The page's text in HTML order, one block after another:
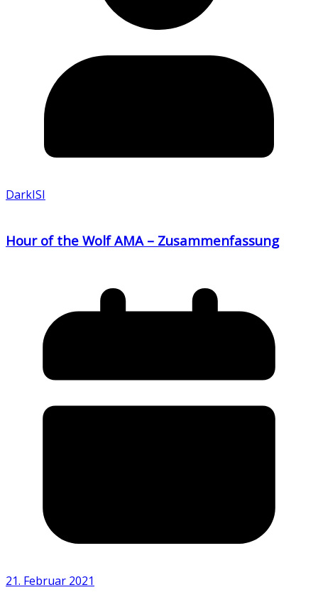
DarkISI
Hour of the Wolf AMA – Zusammenfassung
21. Februar 2021